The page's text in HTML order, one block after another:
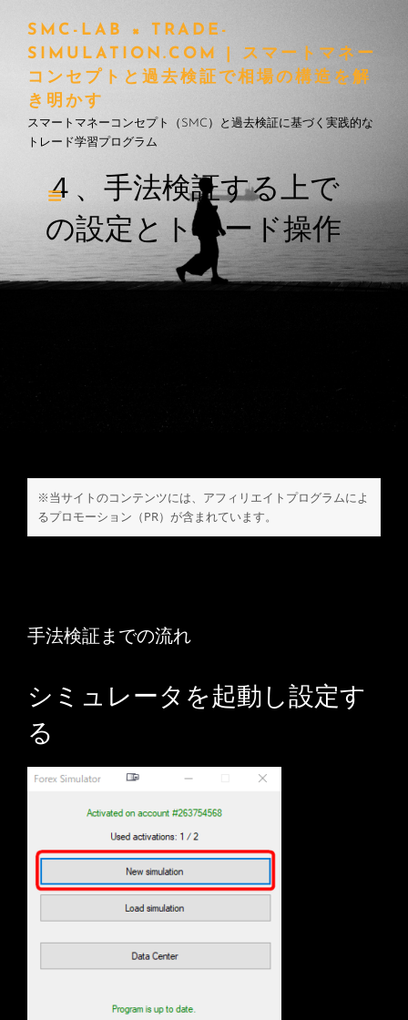
SMC-LAB × TRADE-
SIMULATION.COM | スマートマネー
コンセプトと過去検証で相場の構造を解
き明かす
スマートマネーコンセプト（SMC）と過去検証に基づく実践的な
トレード学習プログラム
４、手法検証する上で
の設定とトレード操作
※当サイトのコンテンツには、アフィリエイトプログラムによ
るプロモーション（PR）が含まれています。
手法検証までの流れ
シミュレータを起動し設定す
る